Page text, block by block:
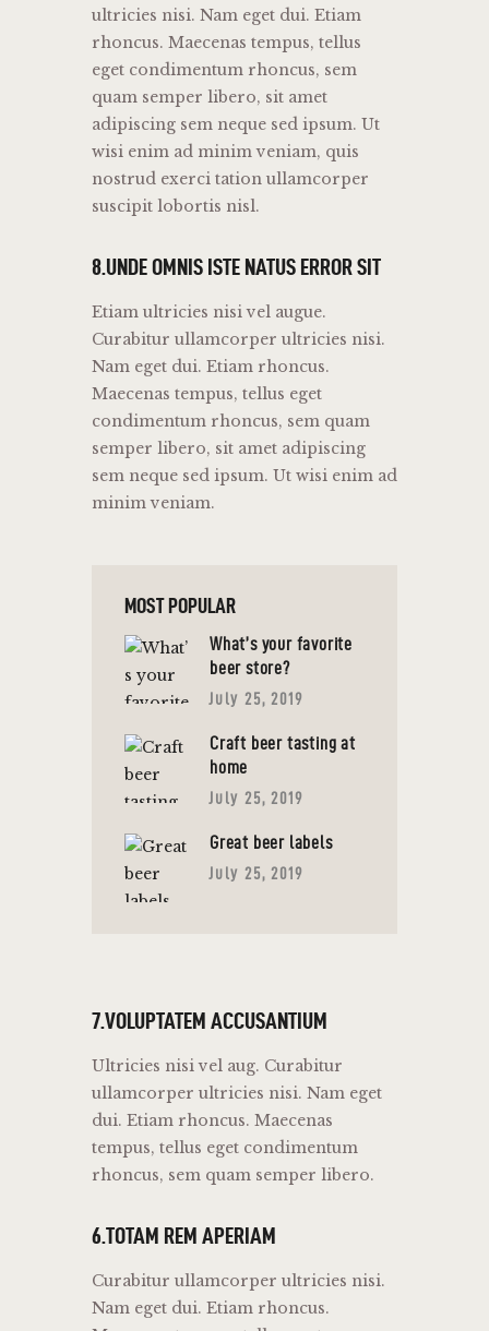
ultricies nisi. Nam eget dui. Etiam
rhoncus. Maecenas tempus, tellus
eget condimentum rhoncus, sem
quam semper libero, sit amet
adipiscing sem neque sed ipsum. Ut
wisi enim ad minim veniam, quis
nostrud exerci tation ullamcorper
suscipit lobortis nisl.
8.UNDE OMNIS ISTE NATUS ERROR SIT
Etiam ultricies nisi vel augue.
Curabitur ullamcorper ultricies nisi.
Nam eget dui. Etiam rhoncus.
Maecenas tempus, tellus eget
condimentum rhoncus, sem quam
semper libero, sit amet adipiscing
sem neque sed ipsum. Ut wisi enim ad
minim veniam.
MOST POPULAR
What’s your favorite
beer store?
July 25, 2019
Craft beer tasting at
home
July 25, 2019
Great beer labels
July 25, 2019
7.VOLUPTATEM ACCUSANTIUM
Ultricies nisi vel aug. Curabitur
ullamcorper ultricies nisi. Nam eget
dui. Etiam rhoncus. Maecenas
tempus, tellus eget condimentum
rhoncus, sem quam semper libero.
6.TOTAM REM APERIAM
Curabitur ullamcorper ultricies nisi.
Nam eget dui. Etiam rhoncus.